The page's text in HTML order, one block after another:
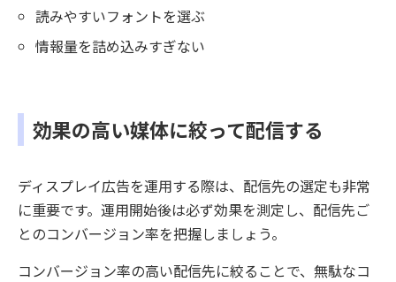
読みやすいフォントを選ぶ
情報量を詰め込みすぎない
効果の高い媒体に絞って配信する
ディスプレイ広告を運用する際は、配信先の選定も非常
に重要です。運用開始後は必ず効果を測定し、配信先ご
とのコンバージョン率を把握しましょう。
コンバージョン率の高い配信先に絞ることで、無駄なコ